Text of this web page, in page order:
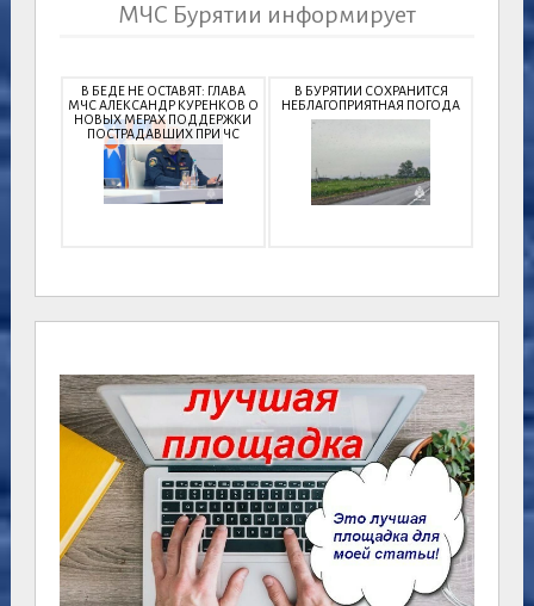
МЧС Бурятии информирует
В БЕДЕ НЕ ОСТАВЯТ: ГЛАВА
МЧС АЛЕКСАНДР КУРЕНКОВ О
НОВЫХ МЕРАХ ПОДДЕРЖКИ
ПОСТРАДАВШИХ ПРИ ЧС
В БУРЯТИИ СОХРАНИТСЯ
НЕБЛАГОПРИЯТНАЯ ПОГОДА